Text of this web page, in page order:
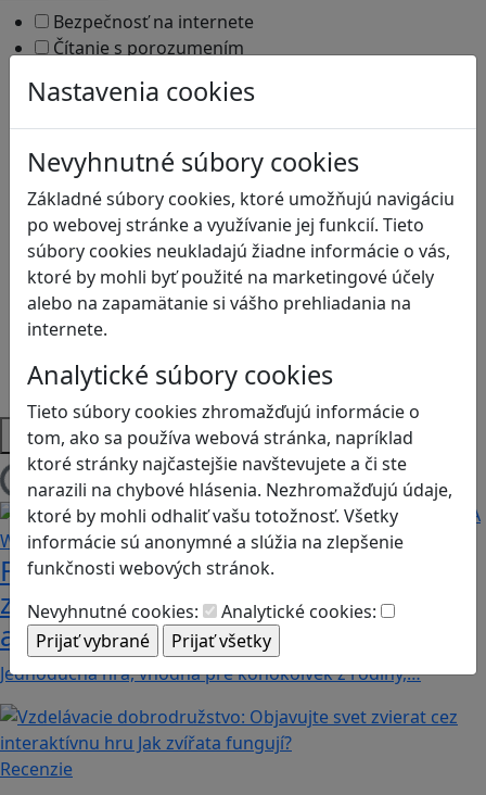
Nastavenia cookies
Nevyhnutné súbory cookies
Základné súbory cookies, ktoré umožňujú navigáciu
po webovej stránke a využívanie jej funkcií. Tieto
súbory cookies neukladajú žiadne informácie o vás,
ktoré by mohli byť použité na marketingové účely
alebo na zapamätanie si vášho prehliadania na
internete.
Analytické súbory cookies
Tieto súbory cookies zhromažďujú informácie o
tom, ako sa používa webová stránka, napríklad
ktoré stránky najčastejšie navštevujete a či ste
narazili na chybové hlásenia. Nezhromažďujú údaje,
ktoré by mohli odhaliť vašu totožnosť. Všetky
informácie sú anonymné a slúžia na zlepšenie
funkčnosti webových stránok.
Nevyhnutné cookies:
Analytické cookies:
Bezpečnosť na internete
Čítanie s porozumením
Ekológia
Globálne vzdelávanie
Kreativita
Kritické myslenie
Kyberšikana
Logické myslenie
Ľudské práva a tolerancia
Motorika a koncentrácia
Programovanie/Technika
Sociálne zručnosti a kooperácia
Strategické myslenie
Zdravie a pohyb
Platformy
Načítam blogy
Fotografujte zvieratká, aby ste
zachránili ostrov v Alba: A Wildlife
adventure
Jednoduchá hra, vhodná pre kohokoľvek z rodiny,…
Recenzie